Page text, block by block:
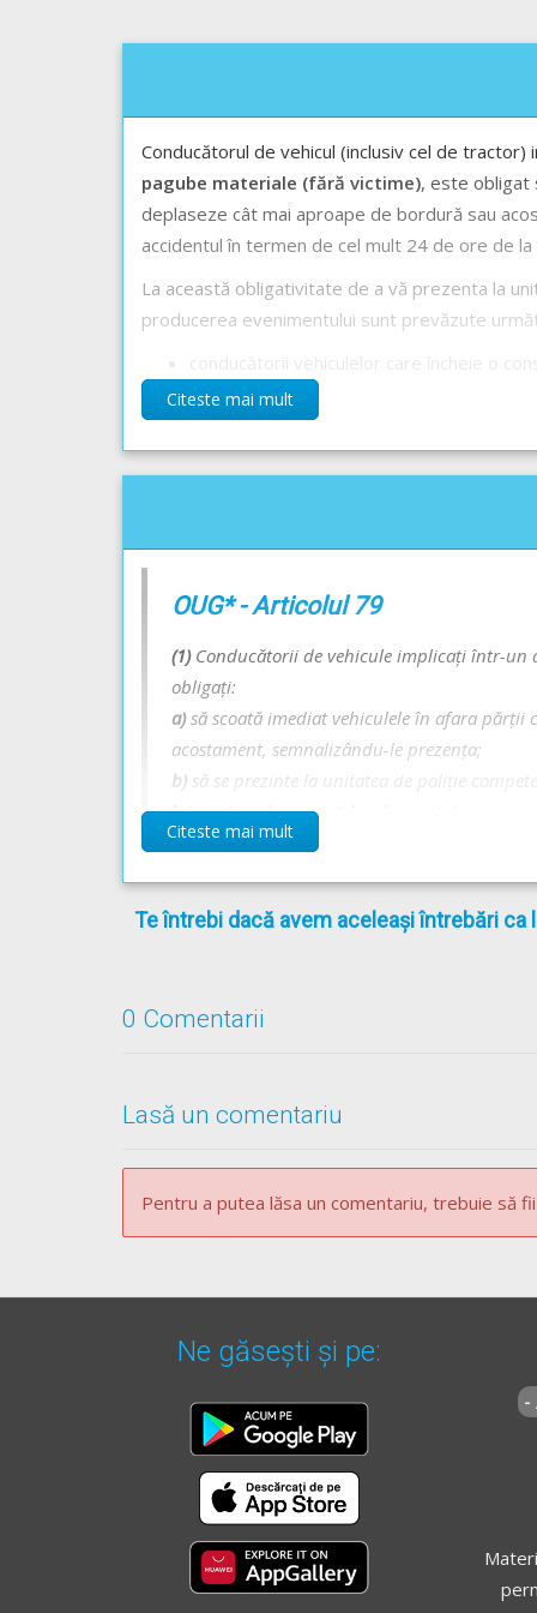
Conducătorul de vehicul (inclusiv cel de
pagube materiale (fără victime), este obligat
deplaseze cât mai aproape de bordură sau
accidentul în termen de cel mult 24 de ore de
La această obligativitate de a vă prezenta la
producerea evenimentului sunt prevăzute
conducătorul de vehicul care deține o
Obligații și interdicții în caz de accident - Lecție
Infracțiuni în legătură cu părăsirea locului
drumurile publice; Diferența dintre infracțiuni și
Citeste mai mult
OUG* - Articolul 79
(1)Conducătorii de vehicule implicați într-un
obligați:
a)să scoată imediat vehiculele în afara părții
acostament, semnalizându-le prezența;
b) să se prezinte la unitatea de poliție
întocmirea documentelor de constatare.
(2)Se exceptează de la obligațiile prevăzute
conducătorul de vehicul care deține o
Citeste mai mult
Te întrebi dacă avem aceleași întrebări ca
0 Comentarii
Lasă un comentariu
Pentru a putea lăsa un comentariu, trebuie să
Ne găsești și pe:
-